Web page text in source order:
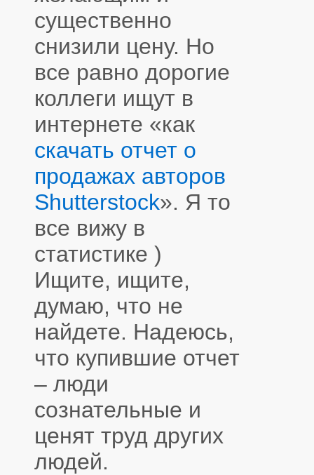
существенно
снизили цену. Но
все равно дорогие
коллеги ищут в
интернете «как
скачать отчет о
продажах авторов
Shutterstock». Я то
все вижу в
статистике )
Ищите, ищите,
думаю, что не
найдете. Надеюсь,
что купившие отчет
– люди
сознательные и
ценят труд других
людей.